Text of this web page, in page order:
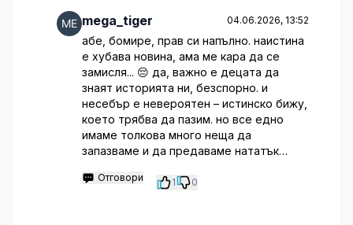
mega_tiger 04.06.2026, 13:52
абе, бомире, прав си напълно. наистина
е хубава новина, ама ме кара да се
замисля... 😔 да, важно е децата да
знаят историята ни, безспорно. и
несебър е невероятен – истинско бижу,
което трябва да пазим. но все едно
имаме толкова много неща да
запазваме и да предаваме нататък…
Отговори 1 0